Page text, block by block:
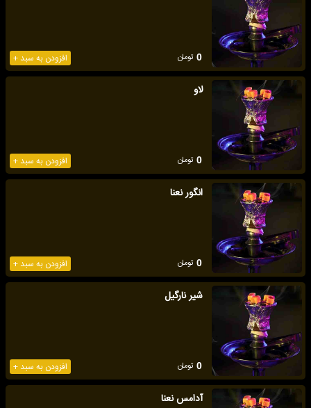
افزودن به سبد + 0 تومان
لاو
افزودن به سبد + 0 تومان
انگور نعنا
افزودن به سبد + 0 تومان
شیر نارگیل
افزودن به سبد + 0 تومان
آدامس نعنا